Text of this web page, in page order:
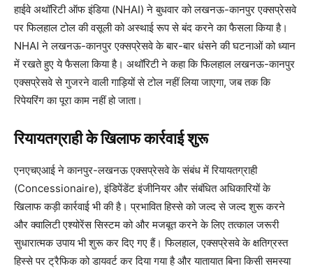
हाईवे अथॉरिटी ऑफ इंडिया (NHAI) ने बुधवार को लखनऊ-कानपुर एक्सप्रेसवे
पर फिलहाल टोल की वसूली को अस्थाई रूप से बंद करने का फैसला किया है।
NHAI ने लखनऊ-कानपुर एक्सप्रेसवे के बार-बार धंसने की घटनाओं को ध्यान
में रखते हुए ये फैसला किया है। अथॉरिटी ने कहा कि फिलहाल लखनऊ-कानपुर
एक्सप्रेसवे से गुजरने वाली गाड़ियों से टोल नहीं लिया जाएगा, जब तक कि
रिपेयरिंग का पूरा काम नहीं हो जाता।
रियायतग्राही के खिलाफ कार्रवाई शुरू
एनएचएआई ने कानपुर-लखनऊ एक्सप्रेसवे के संबंध में रियायतग्राही
(Concessionaire), इंडिपेंडेंट इंजीनियर और संबंधित अधिकारियों के
खिलाफ कड़ी कार्रवाई भी की है। प्रभावित हिस्से को जल्द से जल्द शुरू करने
और क्वालिटी एश्योरेंस सिस्टम को और मजबूत करने के लिए तत्काल जरूरी
सुधारात्मक उपाय भी शुरू कर दिए गए हैं। फिलहाल, एक्सप्रेसवे के क्षतिग्रस्त
हिस्से पर ट्रैफिक को डायवर्ट कर दिया गया है और यातायात बिना किसी समस्या